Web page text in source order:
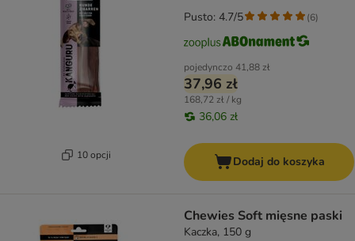
10 opcji
pojedynczo 41,88 zł
37,96 zł
168,72 zł / kg
36,06 zł
Pusto: 4.7/5 (6)
Dodaj do koszyka
Chewies Soft mięsne paski
Kaczka, 150 g